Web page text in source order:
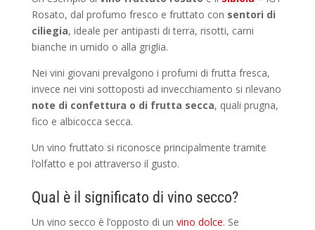
Rosato, dal profumo fresco e fruttato con sentori di
ciliegia, ideale per antipasti di terra, risotti, carni
bianche in umido o alla griglia.
Nei vini giovani prevalgono i profumi di frutta fresca,
invece nei vini sottoposti ad invecchiamento si rilevano
note di confettura o di frutta secca, quali prugna,
fico e albicocca secca.
Un vino fruttato si riconosce principalmente tramite
l’olfatto e poi attraverso il gusto.
Qual è il significato di vino secco?
Un vino secco è l’opposto di un vino dolce. Se